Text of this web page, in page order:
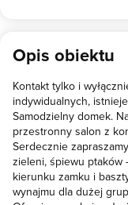
Opis obiektu
Kontakt tylko i
indywidualnych,
Samodzielny domek.
przestronny salon z
Serdecznie
zieleni, śpiewu
kierunku zamku i
wynajmu dla dużej